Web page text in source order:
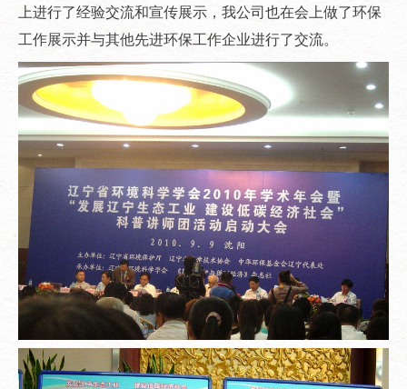
上进行了经验交流和宣传展示，我公司也在会上做了环保
工作展示并与其他先进环保工作企业进行了交流。